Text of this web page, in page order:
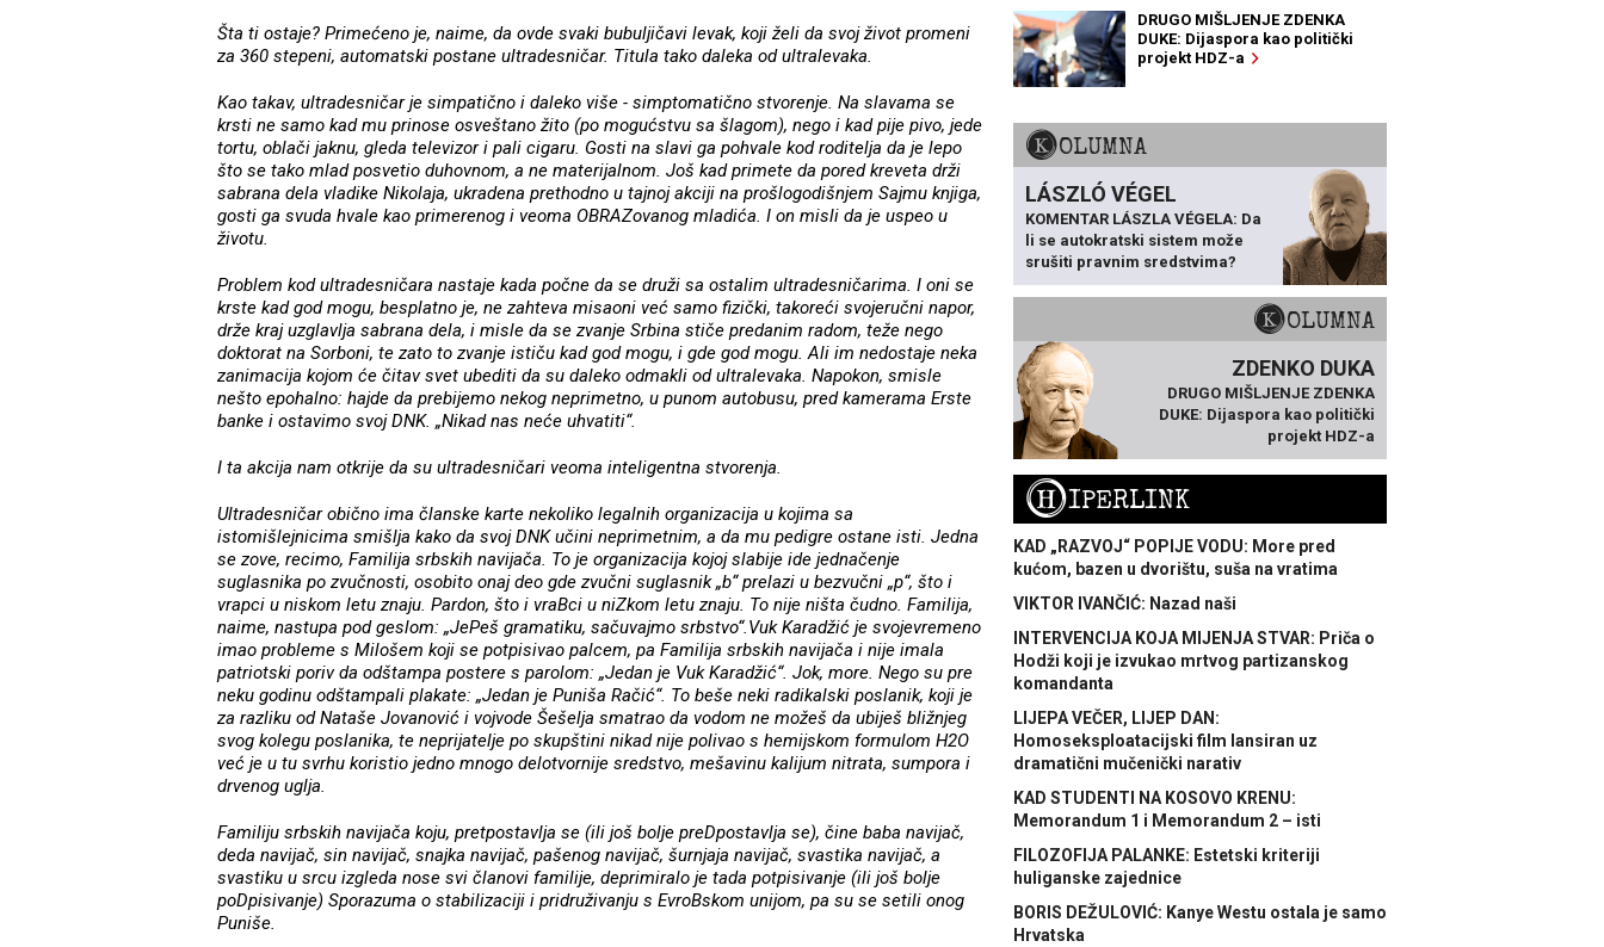
Šta ti ostaje? Primećeno je, naime, da ovde svaki bubuljičavi levak, koji želi da svoj život promeni
za 360 stepeni, automatski postane ultradesničar. Titula tako daleka od ultralevaka.
Kao takav, ultradesničar je simpatično i daleko više - simptomatično stvorenje. Na slavama se
krsti ne samo kad mu prinose osveštano žito (po mogućstvu sa šlagom), nego i kad pije pivo, jede
tortu, oblači jaknu, gleda televizor i pali cigaru. Gosti na slavi ga pohvale kod roditelja da je lepo
što se tako mlad posvetio duhovnom, a ne materijalnom. Još kad primete da pored kreveta drži
sabrana dela vladike Nikolaja, ukradena prethodno u tajnoj akciji na prošlogodišnjem Sajmu knjiga,
gosti ga svuda hvale kao primerenog i veoma OBRAZovanog mladića. I on misli da je uspeo u
životu.
Problem kod ultradesničara nastaje kada počne da se druži sa ostalim ultradesničarima. I oni se
krste kad god mogu, besplatno je, ne zahteva misaoni već samo fizički, takoreći svojeručni napor,
drže kraj uzglavlja sabrana dela, i misle da se zvanje Srbina stiče predanim radom, teže nego
doktorat na Sorboni, te zato to zvanje ističu kad god mogu, i gde god mogu. Ali im nedostaje neka
zanimacija kojom će čitav svet ubediti da su daleko odmakli od ultralevaka. Napokon, smisle
nešto epohalno: hajde da prebijemo nekog neprimetno, u punom autobusu, pred kamerama Erste
banke i ostavimo svoj DNK. „Nikad nas neće uhvatiti“.
I ta akcija nam otkrije da su ultradesničari veoma inteligentna stvorenja.
Ultradesničar obično ima članske karte nekoliko legalnih organizacija u kojima sa
istomišlejnicima smišlja kako da svoj DNK učini neprimetnim, a da mu pedigre ostane isti. Jedna
se zove, recimo, Familija srbskih navijača. To je organizacija kojoj slabije ide jednačenje
suglasnika po zvučnosti, osobito onaj deo gde zvučni suglasnik „b“ prelazi u bezvučni „p“, što i
vrapci u niskom letu znaju. Pardon, što i vraBci u niZkom letu znaju. To nije ništa čudno. Familija,
naime, nastupa pod geslom: „JePeš gramatiku, sačuvajmo srbstvo“.Vuk Karadžić je svojevremeno
imao probleme s Milošem koji se potpisivao palcem, pa Familija srbskih navijača i nije imala
patriotski poriv da odštampa postere s parolom: „Jedan je Vuk Karadžić“. Jok, more. Nego su pre
neku godinu odštampali plakate: „Jedan je Puniša Račić“. To beše neki radikalski poslanik, koji je
za razliku od Nataše Jovanović i vojvode Šešelja smatrao da vodom ne možeš da ubiješ bližnjeg
svog kolegu poslanika, te neprijatelje po skupštini nikad nije polivao s hemijskom formulom H2O
već je u tu svrhu koristio jedno mnogo delotvornije sredstvo, mešavinu kalijum nitrata, sumpora i
drvenog uglja.
Familiju srbskih navijača koju, pretpostavlja se (ili još bolje preDpostavlja se), čine baba navijač,
deda navijač, sin navijač, snajka navijač, pašenog navijač, šurnjaja navijač, svastika navijač, a
svastiku u srcu izgleda nose svi članovi familije, deprimiralo je tada potpisivanje (ili još bolje
poDpisivanje) Sporazuma o stabilizaciji i pridruživanju s EvroBskom unijom, pa su se setili onog
Puniše.
DRUGO MIŠLJENJE ZDENKA
DUKE: Dijaspora kao politički
projekt HDZ-a
KOLUMNA
LÁSZLÓ VÉGEL
KOMENTAR LÁSZLA VÉGELA: Da
li se autokratski sistem može
srušiti pravnim sredstvima?
KOLUMNA
ZDENKO DUKA
DRUGO MIŠLJENJE ZDENKA
DUKE: Dijaspora kao politički
projekt HDZ-a
HIPERLINK
KAD „RAZVOJ“ POPIJE VODU: More pred
kućom, bazen u dvorištu, suša na vratima
VIKTOR IVANČIĆ: Nazad naši
INTERVENCIJA KOJA MIJENJA STVAR: Priča o
Hodži koji je izvukao mrtvog partizanskog
komandanta
LIJEPA VEČER, LIJEP DAN:
Homoseksploatacijski film lansiran uz
dramatični mučenički narativ
KAD STUDENTI NA KOSOVO KRENU:
Memorandum 1 i Memorandum 2 – isti
FILOZOFIJA PALANKE: Estetski kriteriji
huliganske zajednice
BORIS DEŽULOVIĆ: Kanye Westu ostala je samo
Hrvatska